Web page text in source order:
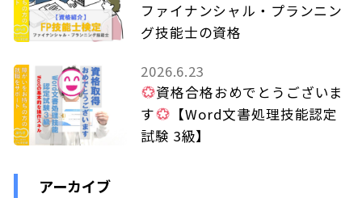
ファイナンシャル・プランニン
グ技能士の資格
2026.6.23
資格合格おめでとうございま
す
【Word文書処理技能認定
試験 3級】
アーカイブ